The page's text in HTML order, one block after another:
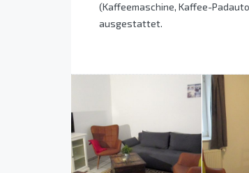
(Kaffeemaschine, Kaffee-
ausgestattet.